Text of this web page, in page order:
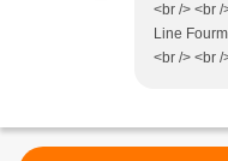
<br /> <br
Line
<br /> <br /